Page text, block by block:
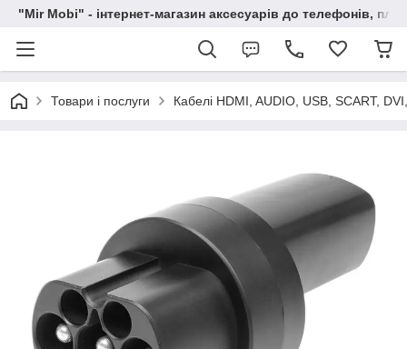
"Mir Mobi" - інтернет-магазин аксесуарів до телефонів,
Товари і послуги Кабелі HDMI, AUDIO, USB, SCART,